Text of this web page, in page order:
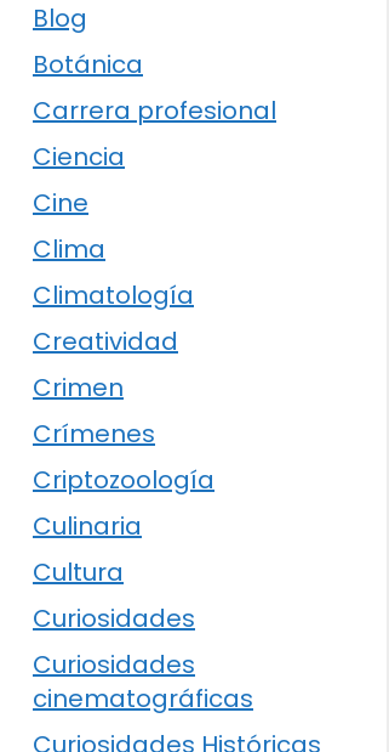
Blog
Botánica
Carrera profesional
Ciencia
Cine
Clima
Climatología
Creatividad
Crimen
Crímenes
Criptozoología
Culinaria
Cultura
Curiosidades
Curiosidades
cinematográficas
Curiosidades Históricas